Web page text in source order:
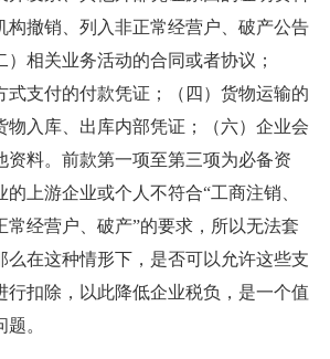
构撤销、列入非正常经营户、破产公告
相关业务活动的合同或者协议；
式支付的付款凭证；（四）货物运输的
物入库、出库内部凭证；（六）企业会
资料。前款第一项至第三项为必备资
上游企业或个人不符合“工商注销、
常经营户、破产”的要求，所以无法套
么在这种情形下，是否可以允许这些支
行扣除，以此降低企业税负，是一个值
。